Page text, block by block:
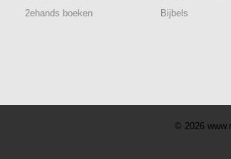
2ehands boeken
Bijbels
© 2026